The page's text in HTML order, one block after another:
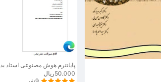
پایانترم هوش مصنوعی استاد
50.000ریال